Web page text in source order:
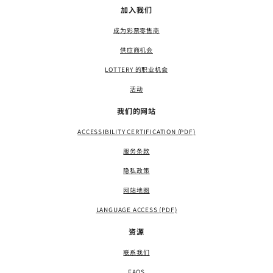
加入我们
成为彩票零售商
供应商机会
LOTTERY 的职业机会
活动
我们的网站
ACCESSIBILITY CERTIFICATION (PDF)
服务条款
隐私政策
网站地图
LANGUAGE ACCESS (PDF)
资源
联系我们